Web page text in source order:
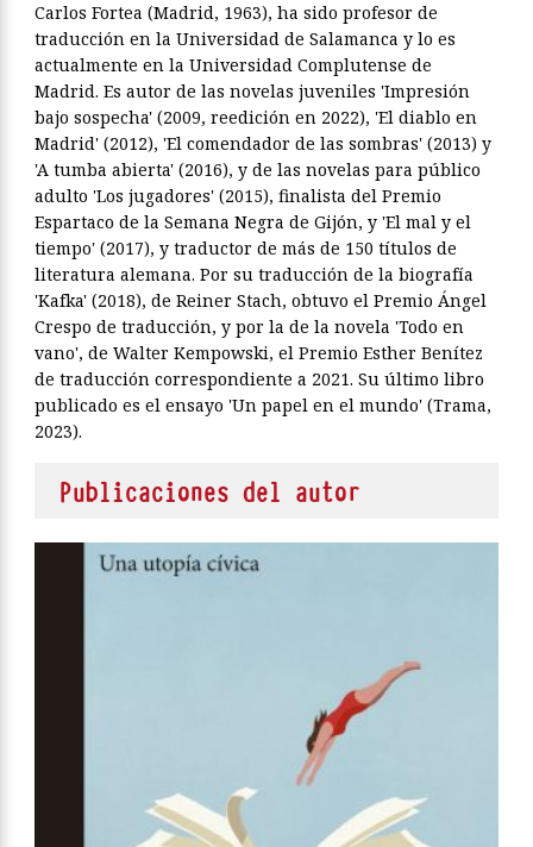
Carlos Fortea (Madrid, 1963), ha sido profesor de
traducción en la Universidad de Salamanca y lo es
actualmente en la Universidad Complutense de
Madrid. Es autor de las novelas juveniles 'Impresión
bajo sospecha' (2009, reedición en 2022), 'El diablo en
Madrid' (2012), 'El comendador de las sombras' (2013) y
'A tumba abierta' (2016), y de las novelas para público
adulto 'Los jugadores' (2015), finalista del Premio
Espartaco de la Semana Negra de Gijón, y 'El mal y el
tiempo' (2017), y traductor de más de 150 títulos de
literatura alemana. Por su traducción de la biografía
'Kafka' (2018), de Reiner Stach, obtuvo el Premio Ángel
Crespo de traducción, y por la de la novela 'Todo en
vano', de Walter Kempowski, el Premio Esther Benítez
de traducción correspondiente a 2021. Su último libro
publicado es el ensayo 'Un papel en el mundo' (Trama,
2023).
Publicaciones del autor